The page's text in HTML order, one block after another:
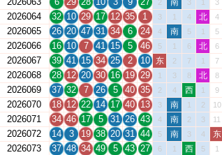
2 南 3 1 3
2026064
32 10 29 17 12 35 1 3 1 4 北 4
2026065
26 20 47 31 34 6 24 4 南 5 1 5
2026066
16 10 7 41 15 5 46 5 1 6 北 6
2026067
39 41 15 34 25 2 10 东 2 7 1 7
2026068
28 12 20 30 16 19 29 1 3 8 北 8
2026069
37 32 7 26 5 40 35 2 4 西 1 9
2026070
18 12 22 14 17 40 13 3 南 1 2 10
2026071
34 46 17 5 31 26 43 4 南 2 3 11
2026072
14 3 19 38 20 31 44 5 南 3 4 东
2026073
37 48 34 49 5 43 27 6 1 西 5 1